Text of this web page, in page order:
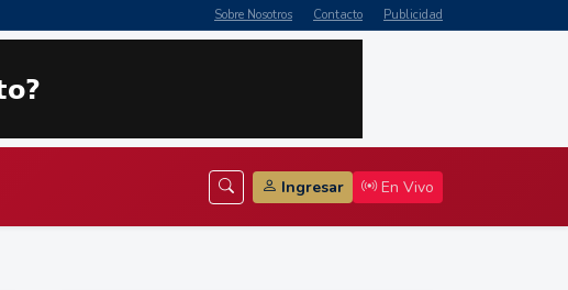
Sobre Nosotros Contacto Publicidad
Ingresar En Vivo